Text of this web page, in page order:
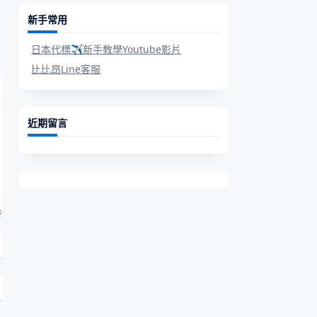
新手常用
日本代標✈新手教學Youtube影片
比比昂Line客服
近期留言